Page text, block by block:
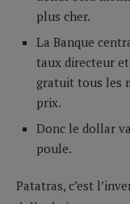
plus cher.
La Banque
taux directeur
gratuit tous les
prix.
Donc le dollar
poule.
Patatras, c’est